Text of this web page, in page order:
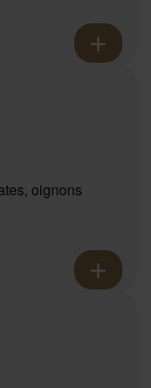
oignons